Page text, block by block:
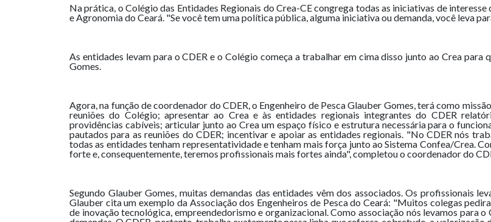
Na prática, o Colégio das Entidades Regionais do Crea-CE congrega todas as iniciativas de
e Agronomia do Ceará. "Se você tem uma política pública, alguma iniciativa ou demanda, você leva
As entidades levam para o CDER e o Colégio começa a trabalhar em cima disso junto ao Crea
Gomes.
Agora, na função de coordenador do CDER, o Engenheiro de Pesca Glauber Gomes, terá como
reuniões do Colégio; apresentar ao Crea e às entidades regionais integrantes do CDER
providências cabíveis; articular junto ao Crea um espaço físico e estrutura necessária para o
pautados para as reuniões do CDER; incentivar e apoiar as entidades regionais. "No CDER nós
todas as entidades tenham representatividade e tenham mais força junto ao Sistema Confea/Crea.
forte e, consequentemente, teremos profissionais mais fortes ainda", completou o coordenador do
Segundo Glauber Gomes, muitas demandas das entidades vêm dos associados. Os profissionais
Glauber cita um exemplo da Associação dos Engenheiros de Pesca do Ceará: "Muitos colegas
de inovação tecnológica, empreendedorismo e organizacional. Como associação nós levamos para